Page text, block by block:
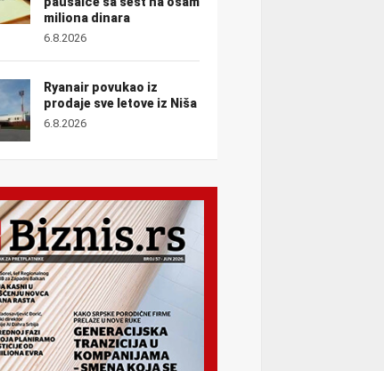
miliona dinara
6.8.2026
Ryanair povukao iz
prodaje sve letove iz Niša
6.8.2026